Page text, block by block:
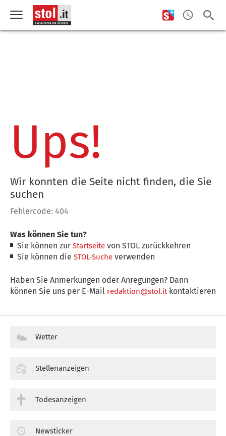
Ups!
Wir konnten die Seite nicht finden, die Sie
suchen
Fehlercode: 404
Was können Sie tun?
Sie können zurStartseite von STOL zurückkehren
Sie können dieSTOL-Suche verwenden
Haben Sie Anmerkungen oder Anregungen? Dann
können Sie uns per E-Mail redaktion@stol.itkontaktieren
Wetter
Stellenanzeigen
Todesanzeigen
Newsticker